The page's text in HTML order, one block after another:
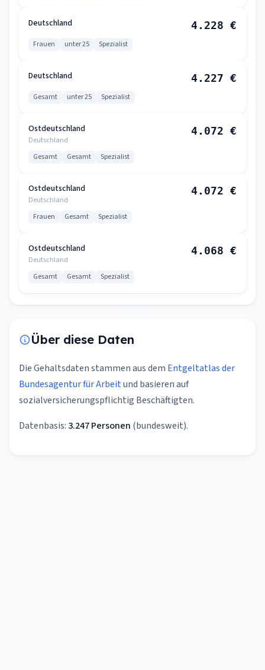
Deutschland 4.228 €
Frauen unter 25 Spezialist
Deutschland 4.227 €
Gesamt unter 25 Spezialist
Ostdeutschland
Deutschland
4.072 €
Gesamt Gesamt Spezialist
Ostdeutschland
Deutschland
4.072 €
Frauen Gesamt Spezialist
Ostdeutschland
Deutschland
4.068 €
Gesamt Gesamt Spezialist
Über diese Daten
Die Gehaltsdaten stammen aus dem Entgeltatlas der
Bundesagentur für Arbeitund basieren auf
sozialversicherungspflichtig Beschäftigten.
Datenbasis: 3.247 Personen (bundesweit).